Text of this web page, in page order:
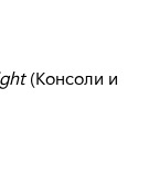
(Консоли и